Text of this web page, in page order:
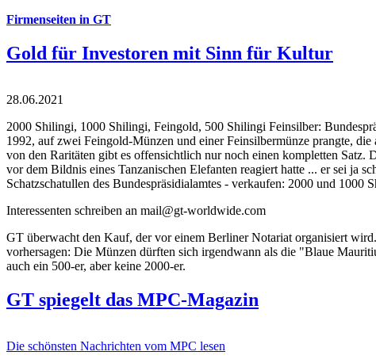
Firmenseiten in GT
Gold für Investoren mit Sinn für Kultur
28.06.2021
2000 Shilingi, 1000 Shilingi, Feingold, 500 Shilingi Feinsilber:
1992, auf zwei Feingold-Münzen und einer Feinsilbermünze prangte,
von den Raritäten gibt es offensichtlich nur noch einen kompletten Satz.
vor dem Bildnis eines Tanzanischen Elefanten reagiert hatte ... er sei ja
Schatzschatullen des Bundespräsidialamtes - verkaufen: 2000 und
Interessenten schreiben an mail@gt-worldwide.com
GT überwacht den Kauf, der vor einem Berliner Notariat organisiert
vorhersagen: Die Münzen dürften sich irgendwann als die "Blaue
auch ein 500-er, aber keine 2000-er.
GT spiegelt das MPC-Magazin
Die schönsten Nachrichten vom MPC lesen